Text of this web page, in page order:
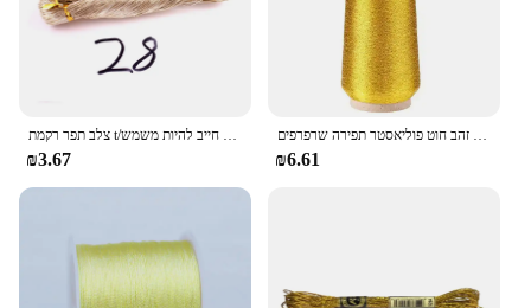
צלב תפר רקמת t/ספיראאה רקמה/רקמה/כסף מתכתי חוט חוט/רקמת קווים חייב להיות משמש
₪3.67
חוט מתכתי רקמת כסף מכונת רקמה זהב חוט פוליאסטר תפירה שרפרפים
₪6.61